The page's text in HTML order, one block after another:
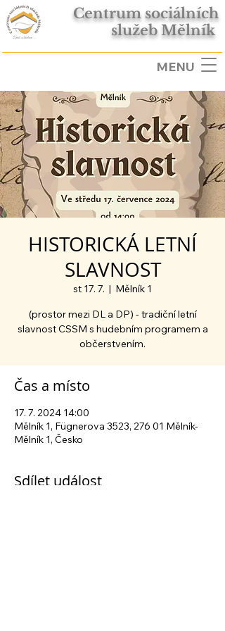
Centrum sociálních
služeb Mělník
MENU
HISTORICKÁ LETNÍ
SLAVNOST
st 17. 7.
  |
Mělník 1
(prostor mezi DL a DP) - tradiční letní
slavnost CSSM s hudebním programem a
občerstvením.
Čas a místo
17. 7. 2024 14:00
Mělník 1, Fügnerova 3523, 276 01 Mělník-
Mělník 1, Česko
Sdílet událost